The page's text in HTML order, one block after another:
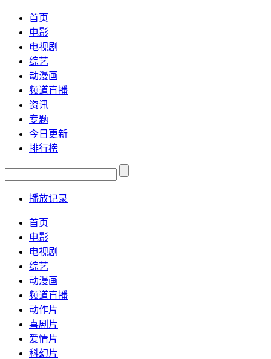
首页
电影
电视剧
综艺
动漫画
频道直播
资讯
专题
今日更新
排行榜
播放记录
首页
电影
电视剧
综艺
动漫画
频道直播
动作片
喜剧片
爱情片
科幻片